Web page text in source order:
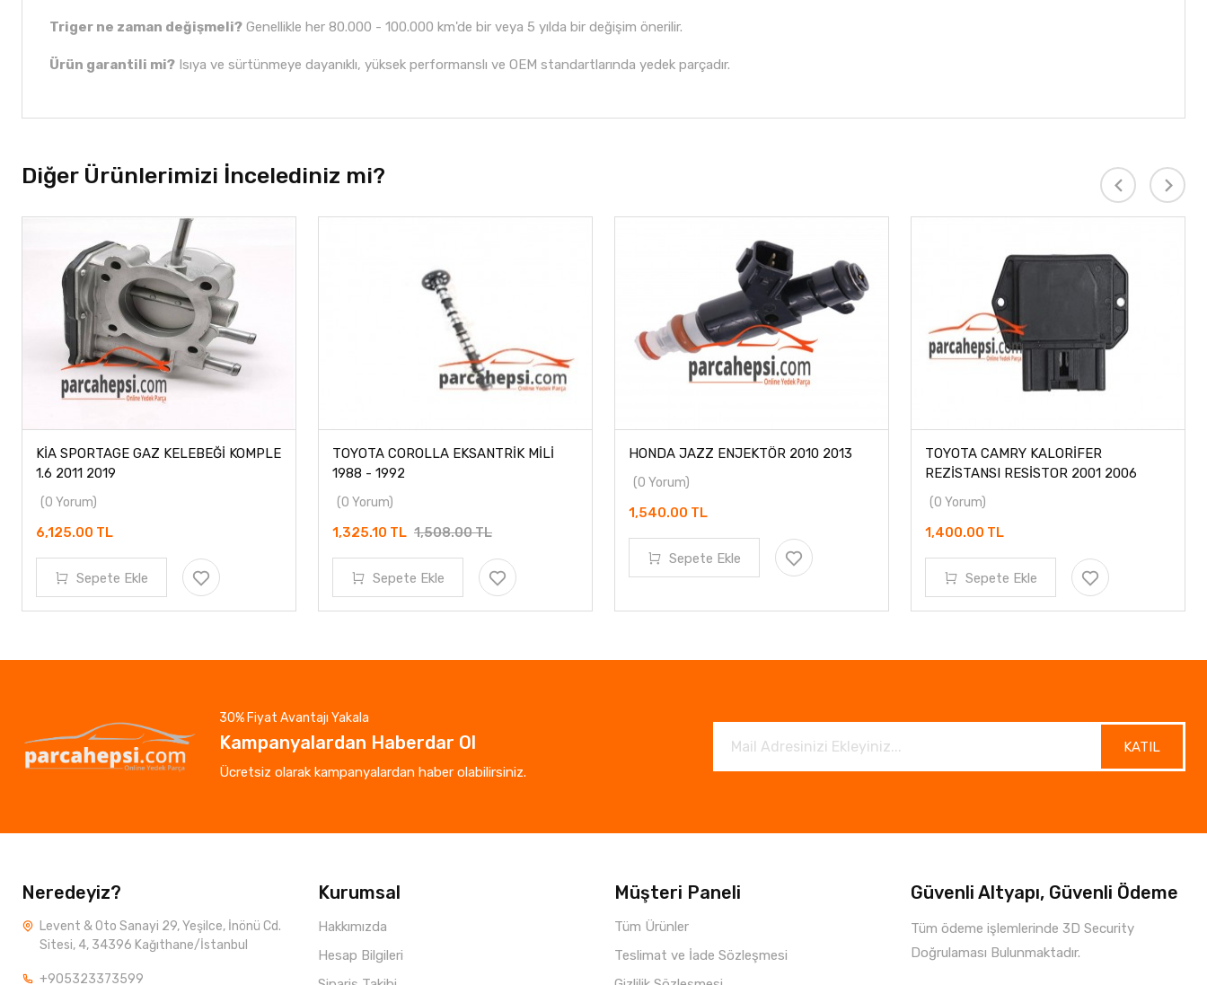
Triger ne zaman değişmeli? Genellikle her 80.000 - 100.000 km'de bir veya 5 yılda bir değişim önerilir.
Ürün garantili mi? Isıya ve sürtünmeye dayanıklı, yüksek performanslı ve OEM standartlarında yedek parçadır.
Diğer Ürünlerimizi İncelediniz mi?
KİA SPORTAGE GAZ KELEBEĞİ KOMPLE
1.6 2011 2019
(0 Yorum)
6,125.00 TL
Sepete Ekle
TOYOTA COROLLA EKSANTRİK MİLİ
1988 - 1992
(0 Yorum)
1,325.10 TL 1,508.00 TL
Sepete Ekle
HONDA JAZZ ENJEKTÖR 2010 2013
(0 Yorum)
1,540.00 TL
Sepete Ekle
TOYOTA CAMRY KALORİFER
REZİSTANSI RESİSTOR 2001 2006
(0 Yorum)
1,400.00 TL
Sepete Ekle
30% Fiyat Avantajı Yakala
Kampanyalardan Haberdar Ol
Ücretsiz olarak kampanyalardan haber olabilirsiniz.
KATIL
Neredeyiz?
Levent & Oto Sanayi 29, Yeşilce, İnönü Cd.
Sitesi, 4, 34396 Kağıthane/İstanbul
+905323373599
Kurumsal
Hakkımızda
Hesap Bilgileri
Müşteri Paneli
Tüm Ürünler
Teslimat ve İade Sözleşmesi
Güvenli Altyapı, Güvenli Ödeme
Tüm ödeme işlemlerinde 3D Security
Doğrulaması Bulunmaktadır.